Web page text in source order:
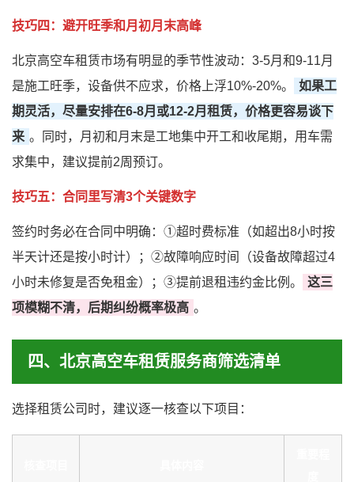
技巧四：避开旺季和月初月末高峰
北京高空车租赁市场有明显的季节性波动：3-5月和9-11月
是施工旺季，设备供不应求，价格上浮10%-20%。
如果工
期灵活，尽量安排在6-8月或12-2月租赁，价格更容易谈下
来 。同时，月初和月末是工地集中开工和收尾期，用车需
求集中，建议提前2周预订。
技巧五：合同里写清3个关键数字
签约时务必在合同中明确：①超时费标准（如超出8小时按
半天计还是按小时计）；②故障响应时间（设备故障超过4
小时未修复是否免租金）；③提前退租违约金比例。
这三
项模糊不清，后期纠纷概率极高 。
四、北京高空车租赁服务商筛选清单
选择租赁公司时，建议逐一核查以下项目：